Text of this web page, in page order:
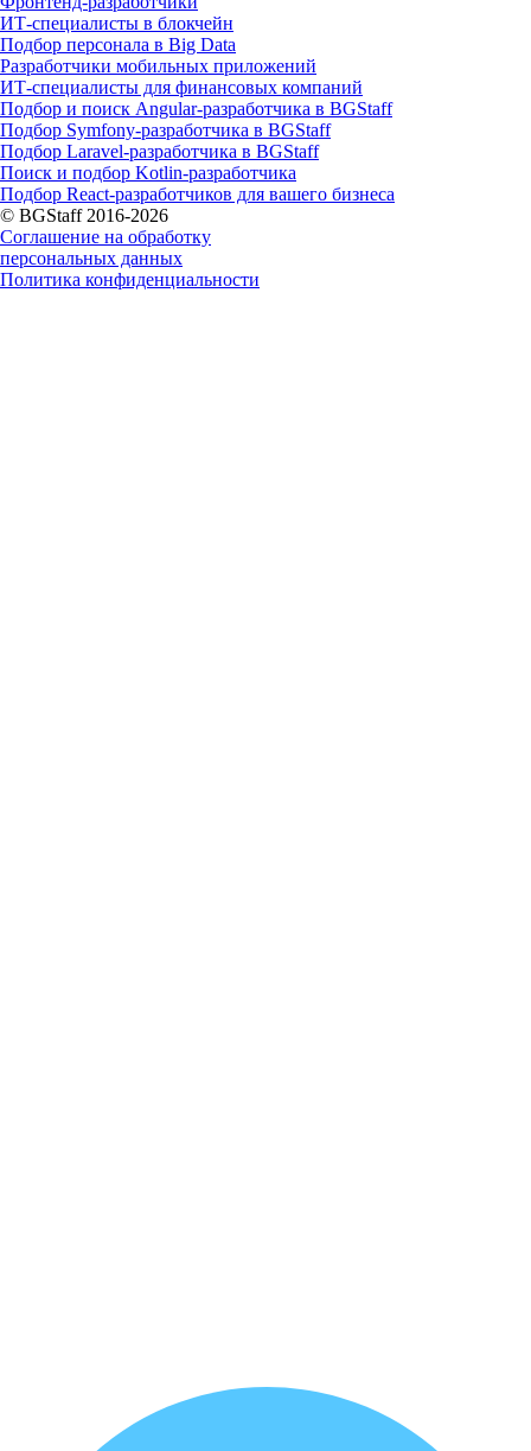
ИТ-специалисты в блокчейн
Подбор персонала в Big Data
Разработчики мобильных приложений
ИТ-специалисты для финансовых компаний
Подбор и поиск Angular-разработчика в BGStaff
Подбор Symfony-разработчика в BGStaff
Подбор Laravel-разработчика в BGStaff
Поиск и подбор Kotlin-разработчика
Подбор React-разработчиков для вашего бизнеса
© BGStaff 2016-2026
Соглашение на обработку
персональных данных
Политика конфиденциальности